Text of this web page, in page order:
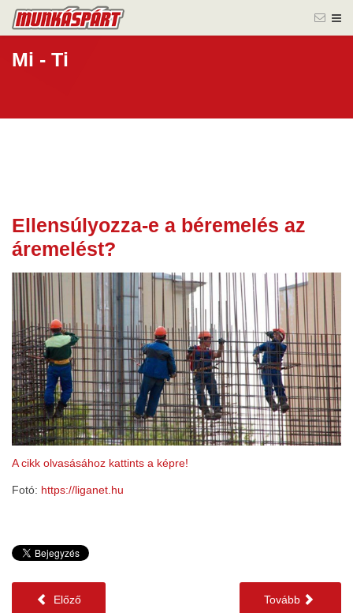
Mi - Ti
06 nov.
2025
Ellensúlyozza-e a béremelés az
áremelést?
A cikk olvasásához kattints a képre!
Fotó: https://liganet.hu
Előző Tovább